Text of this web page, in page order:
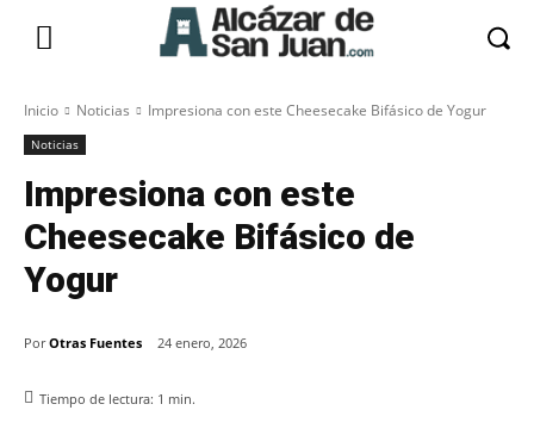
Inicio Noticias Impresiona con este Cheesecake Bifásico de Yogur
Noticias
Impresiona con este
Cheesecake Bifásico de
Yogur
Por Otras Fuentes 24 enero, 2026
Tiempo de lectura: 1 min.